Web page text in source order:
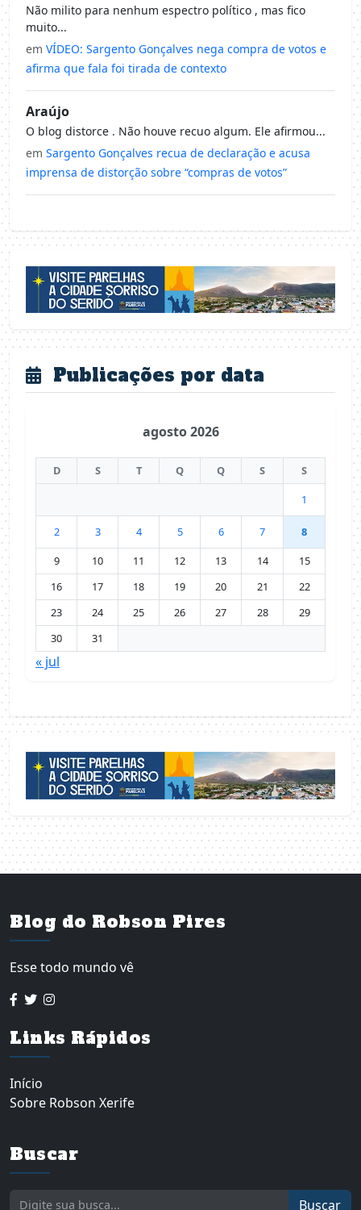
Não milito para nenhum espectro político , mas fico
muito...
em VÍDEO: Sargento Gonçalves nega compra de votos e
afirma que fala foi tirada de contexto
Araújo
O blog distorce . Não houve recuo algum. Ele afirmou...
em Sargento Gonçalves recua de declaração e acusa
imprensa de distorção sobre “compras de votos”
Publicações por data
agosto 2026
D S T Q Q S
S
1
2 3 4 5 6 7
8
9
10 11 12 13 14
15
16
17 18 19 20 21
22
23
24 25 26 27 28
29
30
31
« jul
Blog do Robson Pires
Esse todo mundo vê
Links Rápidos
Início
Sobre Robson Xerife
Buscar
Buscar